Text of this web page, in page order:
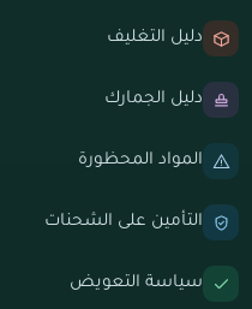
دليل التغليف
دليل الجمارك
المواد المحظورة
التأمين على الشحنات
سياسة التعويض